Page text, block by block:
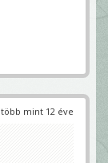
több mint 12 éve